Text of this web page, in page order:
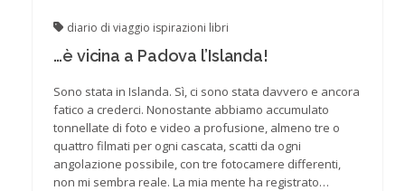
diario di viaggio ispirazioni libri
…è vicina a Padova l’Islanda!
Sono stata in Islanda. Sì, ci sono stata davvero e ancora
fatico a crederci. Nonostante abbiamo accumulato
tonnellate di foto e video a profusione, almeno tre o
quattro filmati per ogni cascata, scatti da ogni
angolazione possibile, con tre fotocamere differenti,
non mi sembra reale. La mia mente ha registrato…